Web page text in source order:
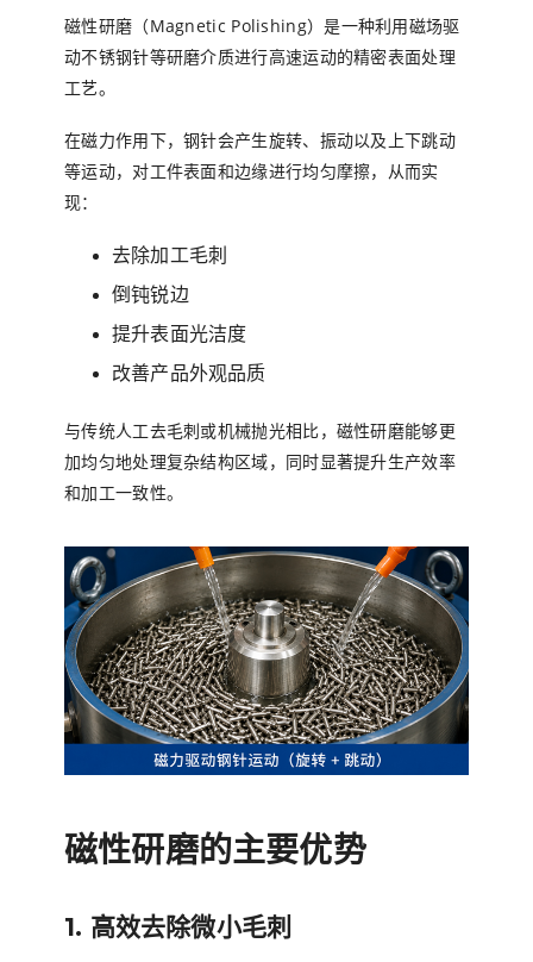
磁性研磨（Magnetic Polishing）是一种利用磁场驱
动不锈钢针等研磨介质进行高速运动的精密表面处理
工艺。
在磁力作用下，钢针会产生旋转、振动以及上下跳动
等运动，对工件表面和边缘进行均匀摩擦，从而实
现：
去除加工毛刺
倒钝锐边
提升表面光洁度
改善产品外观品质
与传统人工去毛刺或机械抛光相比，磁性研磨能够更
加均匀地处理复杂结构区域，同时显著提升生产效率
和加工一致性。
磁性研磨的主要优势
1. 高效去除微小毛刺